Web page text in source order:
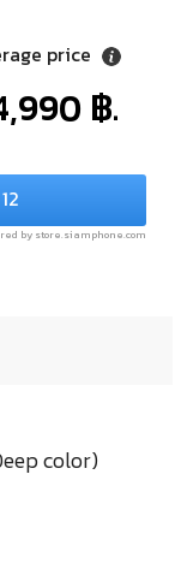
price
฿.
by store.siamphone.com
color)